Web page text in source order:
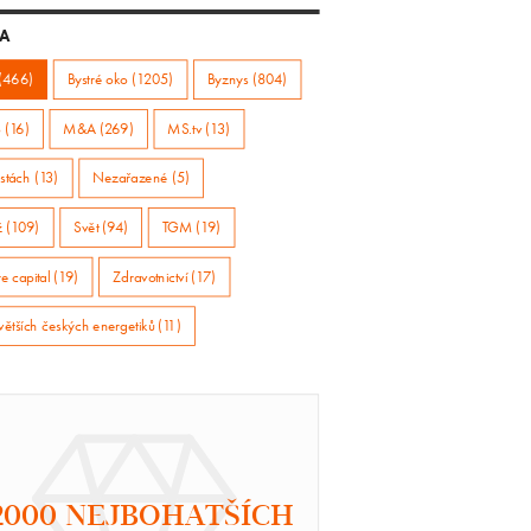
Bystré oko (1205) Byznys (804)
(16) M&A (269) MS.tv (13)
(13) Nezařazené (5)
(109) Svět (94) TGM (19)
capital (19) Zdravotnictví (17)
českých energetiků (11)
NEJBOHATŠÍCH